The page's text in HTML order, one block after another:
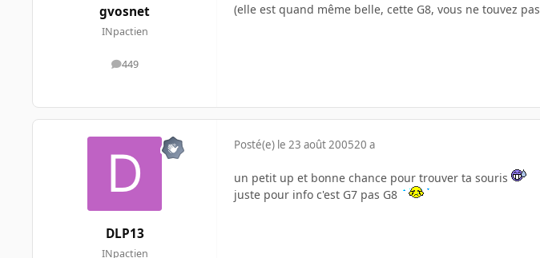
gvosnet
INpactien
449
messages
(elle est quand même belle, cette G8, vous ne touvez pas
DLP13
INpactien
Posté(e) le 23 août 200520 a
un petit up et bonne chance pour trouver ta souris
juste pour info c'est G7 pas G8